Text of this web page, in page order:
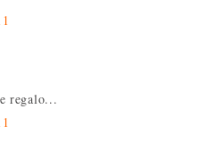
regalo...